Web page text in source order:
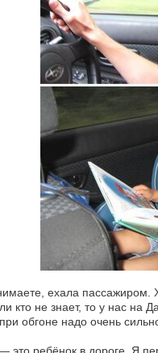
ехала
кто не знает, то у нас
обгоне надо очень